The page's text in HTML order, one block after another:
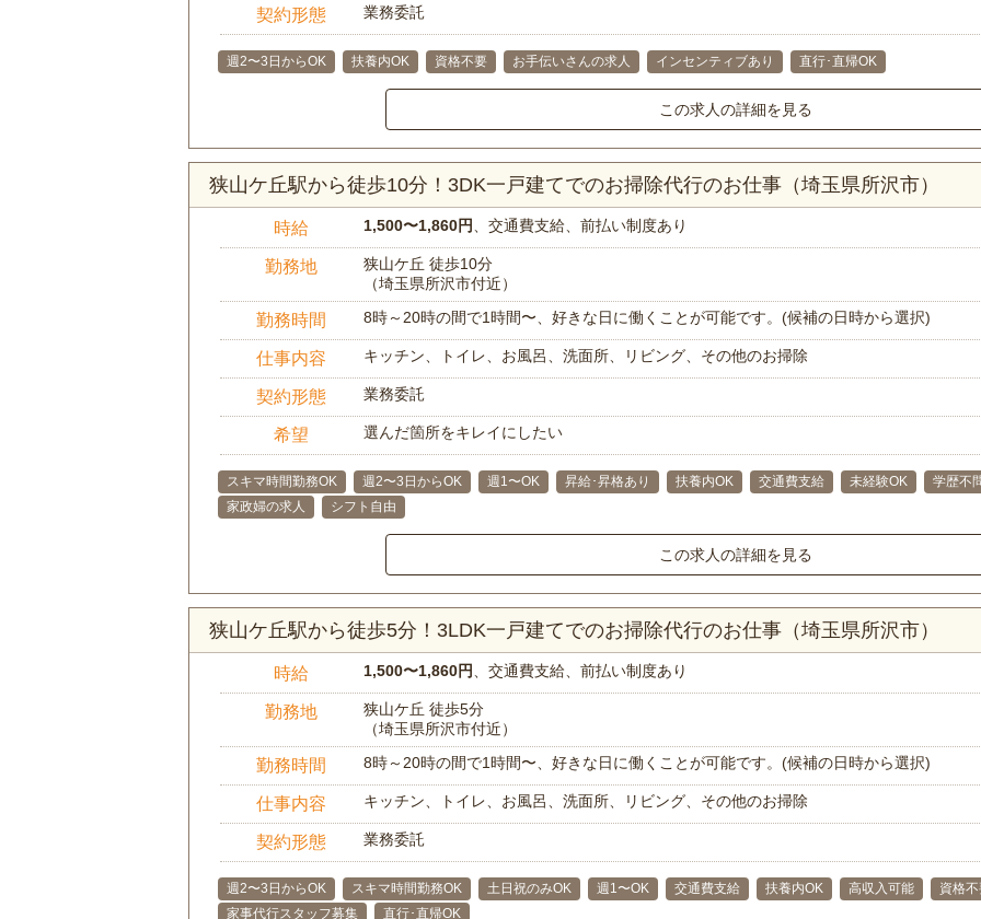
契約形態 業務委託
週2〜3日からOK 扶養内OK 資格不要 お手伝いさんの求人 インセンティブあり 直行･直帰OK
この求人の詳細を見る
狭山ケ丘駅から徒歩10分！3DK一戸建てでのお掃除代行のお仕事（埼玉県所沢市）
時給 1,500〜1,860円 、交通費支給、前払い制度あり
勤務地
狭山ケ丘 徒歩10分
（埼玉県所沢市付近）
勤務時間 8時～20時の間で1時間〜、好きな日に働くことが可能です。(候補の日時から選択)
仕事内容 キッチン、トイレ、お風呂、洗面所、リビング、その他のお掃除
契約形態 業務委託
希望 選んだ箇所をキレイにしたい
スキマ時間勤務OK 週2〜3日からOK 週1〜OK 昇給･昇格あり 扶養内OK 交通費支給 未経験OK
学歴不
家政婦の求人
シフト自由
この求人の詳細を見る
狭山ケ丘駅から徒歩5分！3LDK一戸建てでのお掃除代行のお仕事（埼玉県所沢市）
時給 1,500〜1,860円 、交通費支給、前払い制度あり
勤務地
狭山ケ丘 徒歩5分
（埼玉県所沢市付近）
勤務時間 8時～20時の間で1時間〜、好きな日に働くことが可能です。(候補の日時から選択)
仕事内容 キッチン、トイレ、お風呂、洗面所、リビング、その他のお掃除
契約形態 業務委託
週2〜3日からOK スキマ時間勤務OK 土日祝のみOK 週1〜OK 交通費支給 扶養内OK 高収入可能
資格
家事代行スタッフ募集
直行･直帰OK